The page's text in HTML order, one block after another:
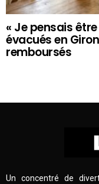
« Je pensais
évacués en
remboursés
Un concentré de